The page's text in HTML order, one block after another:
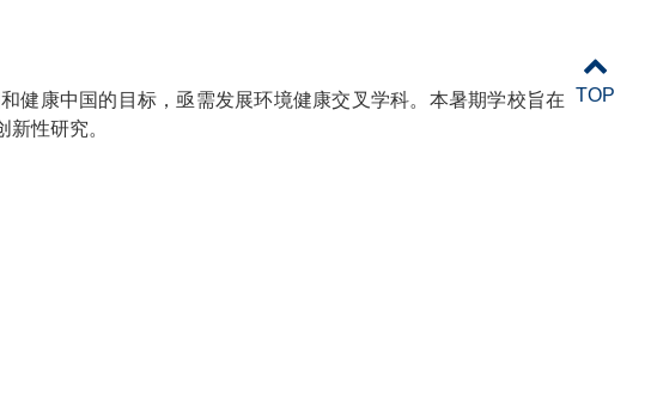
和健康中国的目标，亟需发展环境健康交叉学科。本暑期学校旨在
新性研究。
TOP